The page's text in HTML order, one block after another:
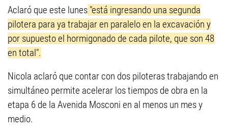
Aclaró que este lunes "está ingresando una segunda
pilotera para ya trabajar en paralelo en la excavación y
por supuesto el hormigonado de cada pilote, que son 48
en total".
Nicola aclaró que contar con dos piloteras trabajando en
simultáneo permite acelerar los tiempos de obra en la
etapa 6 de la Avenida Mosconi en al menos un mes y
medio.